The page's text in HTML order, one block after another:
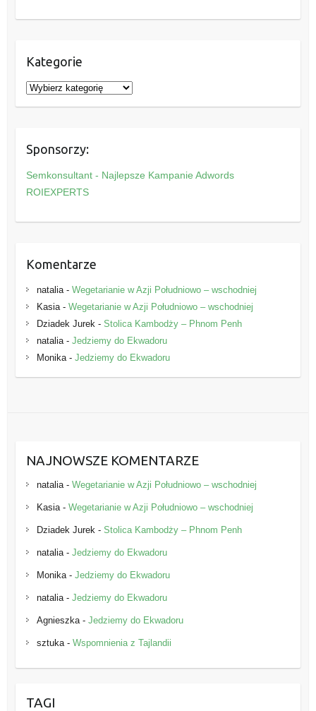
Kategorie
K
a
g
o
r
e
Sponsorzy:
Semkonsultant - Najlepsze Kampanie Adwords
ROIEXPERTS
Komentarze
natalia- Wegetarianie w Azji Południowo – wschodniej
Kasia- Wegetarianie w Azji Południowo – wschodniej
Dziadek Jurek - Stolica Kambodży – Phnom Penh
natalia- Jedziemy do Ekwadoru
Monika- Jedziemy do Ekwadoru
NAJNOWSZE KOMENTARZE
natalia- Wegetarianie w Azji Południowo – wschodniej
Kasia- Wegetarianie w Azji Południowo – wschodniej
Dziadek Jurek - Stolica Kambodży – Phnom Penh
natalia- Jedziemy do Ekwadoru
Monika- Jedziemy do Ekwadoru
natalia- Jedziemy do Ekwadoru
Agnieszka- Jedziemy do Ekwadoru
sztuka- Wspomnienia z Tajlandii
TAGI